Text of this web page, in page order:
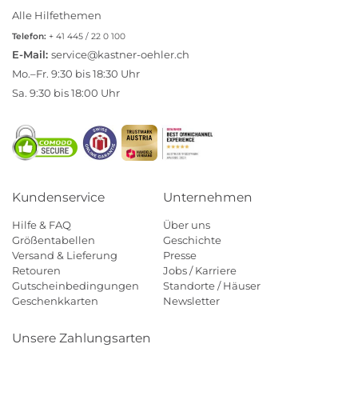
Alle Hilfethemen
Telefon: + 41 445 / 22 0 100
E-Mail: service@kastner-oehler.ch
Mo.–Fr. 9:30 bis 18:30 Uhr
Sa. 9:30 bis 18:00 Uhr
Kundenservice
Hilfe & FAQ
Größentabellen
Versand & Lieferung
Retouren
Gutscheinbedingungen
Geschenkkarten
Unternehmen
Über uns
Geschichte
Presse
Jobs / Karriere
Standorte / Häuser
Newsletter
Unsere Zahlungsarten